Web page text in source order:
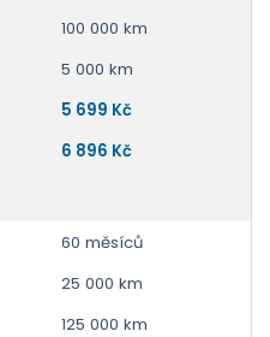
100 000 km
5 000 km
5 699 Kč
6 896 Kč
60 měsíců
25 000 km
125 000 km